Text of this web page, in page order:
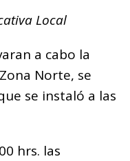
Local
a cabo la
Norte, se
se instaló a las
hrs. las